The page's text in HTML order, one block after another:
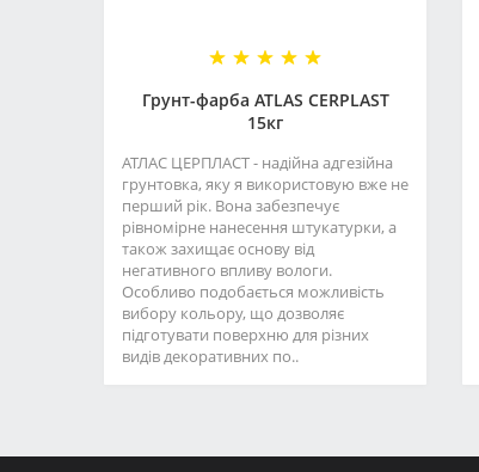
Грунт-фарба АТLAS CERPLAST
15кг
АТЛАС ЦЕРПЛАСТ - надійна адгезійна
грунтовка, яку я використовую вже не
перший рік. Вона забезпечує
рівномірне нанесення штукатурки, а
також захищає основу від
негативного впливу вологи.
Особливо подобається можливість
вибору кольору, що дозволяє
підготувати поверхню для різних
видів декоративних по..